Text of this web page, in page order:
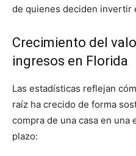
de quienes deciden invertir
Crecimiento del
ingresos en Florida
Las estadísticas reflejan
raíz ha crecido de forma
compra de una casa en
plazo: